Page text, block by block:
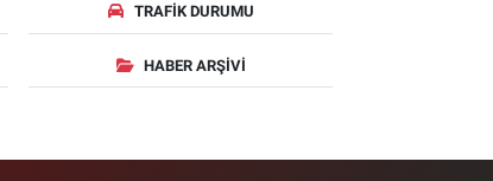
TRAFIK DURUMU
HABER ARŞIVI